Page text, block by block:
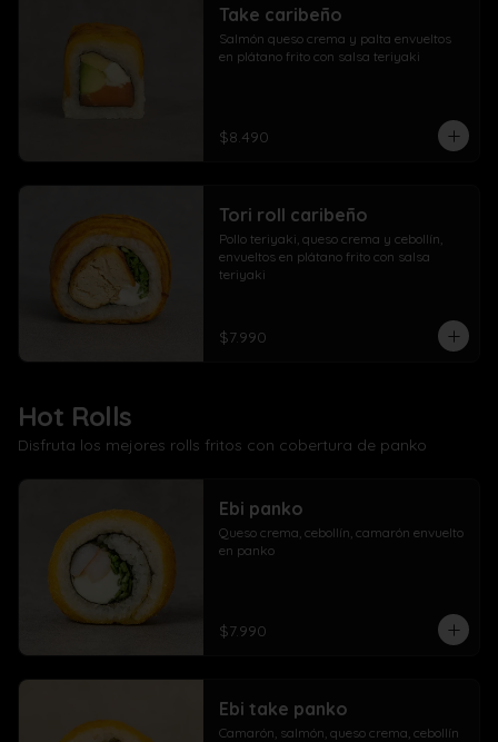
Take caribeño
Salmón queso crema y palta envueltos
en plátano frito con salsa teriyaki
$8.490
Tori roll caribeño
Pollo teriyaki, queso crema y cebollín,
envueltos en plátano frito con salsa
teriyaki
$7.990
Hot Rolls
Disfruta los mejores rolls fritos con cobertura de panko
Ebi panko
Queso crema, cebollín, camarón envuelto
en panko
$7.990
Ebi take panko
Camarón, salmón, queso crema, cebollín